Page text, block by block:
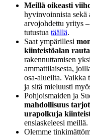
Meillä oikeasti
hyvinvoinnista sekä
arvojohdettu yritys
tutustua täällä.
Saat ympärillesi
kiinteistöalan
rakennuttamisen
ammattilaisesta,
osa-alueilta. Vaikka
ja sitä mieluusti
Pohjoismaiden ja
mahdollisuus
urapolkuja
ensiaskeleesi meillä.
Olemme